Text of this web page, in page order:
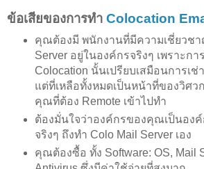
ข้อเสียของการทำ Colocation
คุณต้องมี พนักงานที่มีความเชี่ยวชา
Server อยู่ในองค์กรจริงๆ เพราะกา
Colocation นั้นเปรียบเสมือนการเช่
แต่ที่เหลือทั้งหมดเป็นหน้าที่ของวิศว
คุณที่ต้อง Remote เข้าไปทำ
ต้องมั่นใจว่าองค์กรของคุณเป็นอง
จริงๆ ถึงทำ Colo Mail Server เอง
คุณต้องซื้อ ทั้ง Software: OS, Mail